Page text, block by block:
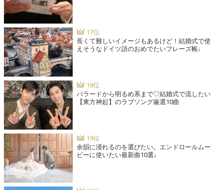
長くて難しいイメージもあるけど！結婚式で使
えそうなドイツ語のおめでたいフレーズ帳♩
バラードから明るめ系まで♡結婚式で流したい
【東方神起】のラブソング厳選10曲
余韻に浸れるのを選びたい。エンドロールムー
ビーに使いたい最新曲10選♩